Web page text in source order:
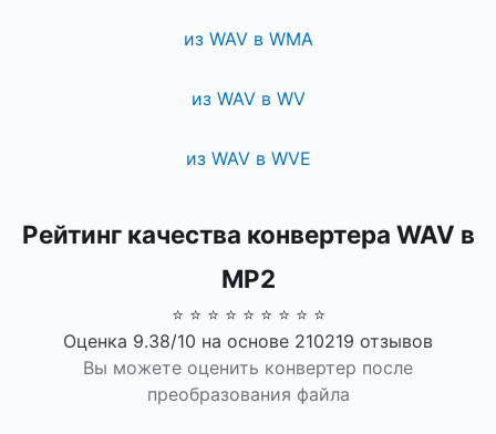
из WAV в WMA
из WAV в WV
из WAV в WVE
Рейтинг качества конвертера WAV в
MP2
⭐ ⭐ ⭐ ⭐ ⭐ ⭐ ⭐ ⭐ ⭐
Оценка 9.38/10 на основе 210219 отзывов
Вы можете оценить конвертер после
преобразования файла